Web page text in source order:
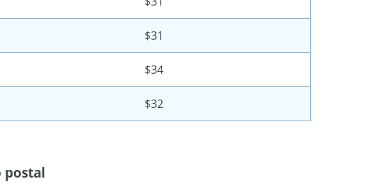
$31
$34
$32
postal